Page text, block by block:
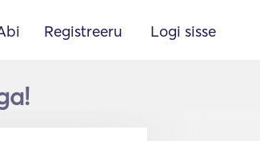
Registreeru Logi sisse